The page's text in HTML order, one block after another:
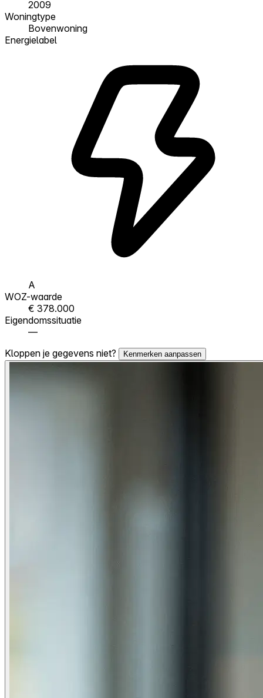
2009
Woningtype
Bovenwoning
Energielabel
A
WOZ-waarde
€ 378.000
Eigendomssituatie
—
Kloppen je gegevens niet?
Kenmerken aanpassen